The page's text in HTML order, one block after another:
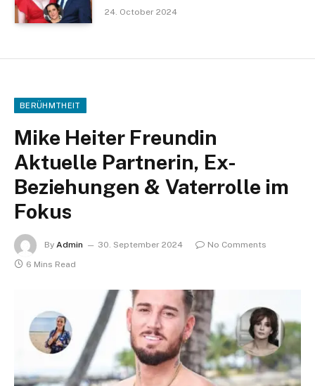
24. October 2024
BERÜHMTHEIT
Mike Heiter Freundin
Aktuelle Partnerin, Ex-
Beziehungen & Vaterrolle im
Fokus
By Admin 30. September 2024
No Comments
6 Mins Read